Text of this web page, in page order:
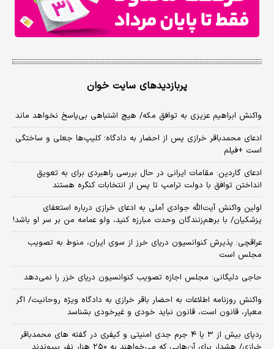
پربازدیدهای سایت خوان
واکنش ابراهیم عزیزی به توافق مکه/ هیچ اشتباهی بی‌پاسخ نخواهد ماند
ادعای محمدباقر خرازی پس از احضار به دادگاه؛ کلیپ‌ها جعلی و ساختگی
است +فیلم
ادعای گاردین: مقامات ایرانی در حال بررسی راهبردی برای به تعویق
انداختن توافق با دولت ترامپ تا پس از انتخابات کنگره هستند
اولین واکنش آیت‌الله جوادی آملی به ادعای خرازی درباره استعفای
پزشکیان/ با برهم‌زنندگان وحدت مبارزه کنید، ولو عمامه من بر سر او باشد!
عراقچی: پذیرش کنوانسیون دریای خرز از سوی ایران، منوط به تصویب
مجلس است
حاجی دلیگانی: مجلس اجازه تصویب کنوانسیون دریای خزر را نمی‌دهد
واکنش روزنامه اطلاعات به احضار باقر خرازی به دادگاه ویژه روحانیت/ اگر
معیار، قانون است، قانون نباید خودی و غیرخودی بشناسد
ردپای بیش از ۳ یا ۴ جرم جدی امنیتی و کیفری در گفته های محمدباقر